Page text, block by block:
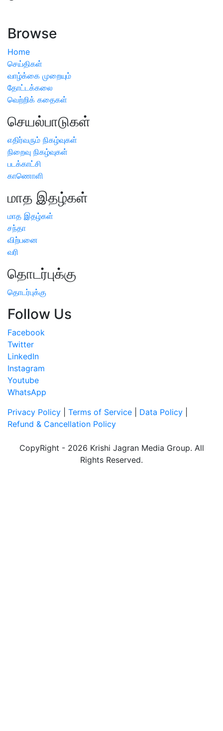
Browse
Home
செய்திகள்
வாழ்க்கை முறையும்
தோட்டக்கலை
வெற்றிக் கதைகள்
செயல்பாடுகள்
எதிர்வரும் நிகழ்வுகள்
நிறைவு நிகழ்வுகள்
படக்காட்சி
காணொளி
மாத இதழ்கள்
மாத இதழ்கள்
சந்தா
விற்பனை
வரி
தொடர்புக்கு
தொடர்புக்கு
Follow Us
Facebook
Twitter
LinkedIn
Instagram
Youtube
WhatsApp
Privacy Policy
Terms of Service Data Policy
Refund & Cancellation Policy
CopyRight - 2026 Krishi Jagran Media Group. All
Rights Reserved.